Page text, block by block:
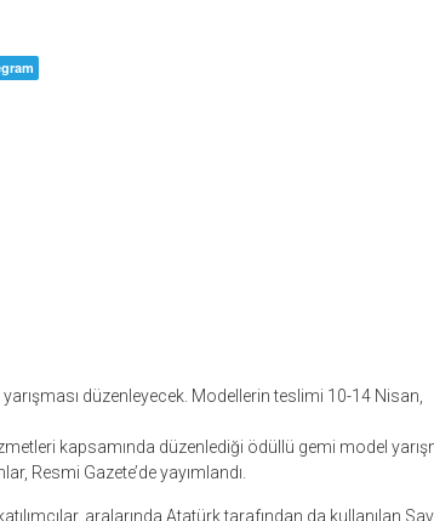
düzenleyecek. Modellerin teslimi 10-14 Nisan,
kapsamında düzenlediği ödüllü gemi model
Resmi Gazete’de yayımlandı.
aralarında Atatürk tarafından da kullanılan